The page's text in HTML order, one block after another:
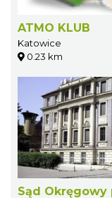
ATMO KLUB
Katowice
0.23 km
Sąd